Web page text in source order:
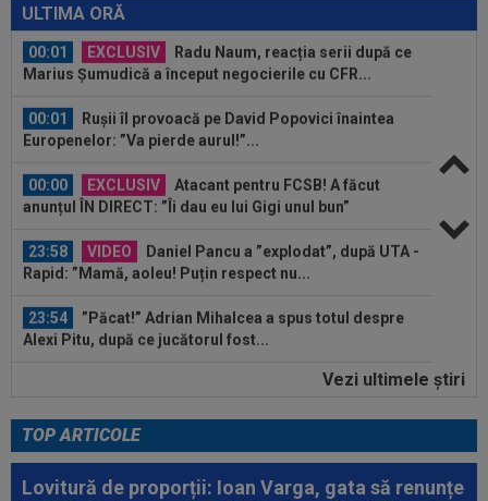
ULTIMA ORĂ
Marius Șumudică a început negocierile cu CFR...
00:01
Rușii îl provoacă pe David Popovici înaintea
Europenelor: ”Va pierde aurul!”...
00:00 EXCLUSIV
Atacant pentru FCSB! A făcut
anunțul ÎN DIRECT: ”Îi dau eu lui Gigi unul bun”
23:58 VIDEO
Daniel Pancu a ”explodat”, după UTA -
Rapid: ”Mamă, aoleu! Puțin respect nu...
23:54
”Păcat!” Adrian Mihalcea a spus totul despre
Alexi Pitu, după ce jucătorul fost...
23:42 EXCLUSIV
2 la 1: au dat verdictul la cea mai
controversată fază din UTA - Rapid...
Rapid a dat lovitura! Victor
00:02 OFICIAL
Dezastru: după Barcelona, a ratat
Vezi ultimele ştiri
TOP ARTICOLE
Lovitură de proporții: Ioan Varga, gata să renunțe